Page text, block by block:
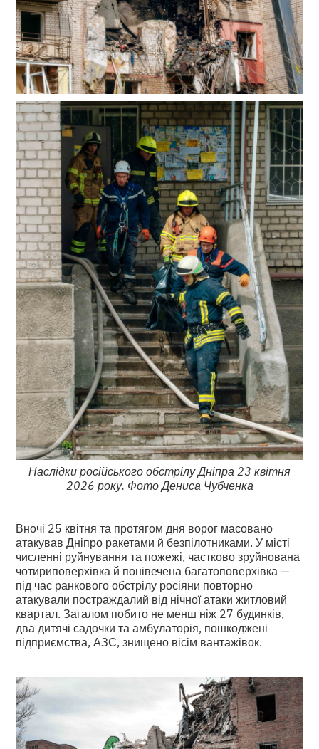
Наслідки російського обстрілу Дніпра 23 квітня
2026 року. Фото Дениса Чубченка
Вночі 25 квітня та протягом дня ворог масовано
атакував Дніпро ракетами й безпілотниками. У місті
численні руйнування та пожежі, частково зруйнована
чотириповерхівка й понівечена багатоповерхівка —
під час ранкового обстрілу росіяни повторно
атакували постраждалий від нічної атаки житловий
квартал. Загалом побито не менш ніж 27 будинків,
два дитячі садочки та амбулаторія, пошкоджені
підприємства, АЗС, знищено вісім вантажівок.